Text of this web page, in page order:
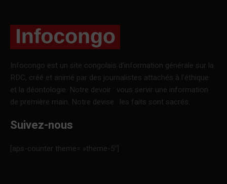
Infocongo est un site congolais d’information générale sur la
RDC, créé et animé par des journalistes attachés à l’éthique
et la déontologie. Notre devoir : vous servir une information
de première main. Notre devise : les faits sont sacrés.
Suivez-nous
[aps-counter theme= »theme-5″]